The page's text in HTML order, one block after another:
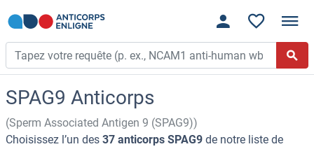
SPAG9 Anticorps
(Sperm Associated Antigen 9 (SPAG9))
Choisissez l’un des 37 anticorps SPAG9 de notre liste de